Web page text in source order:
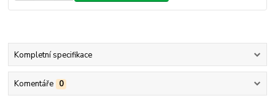
Kompletní specifikace
Komentáře 0